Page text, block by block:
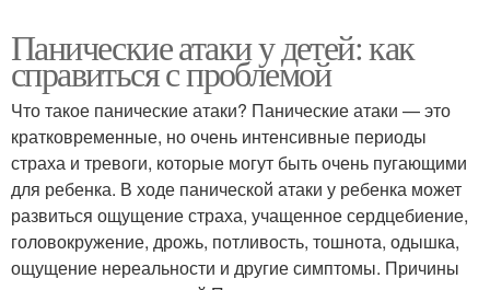
Панические атаки у детей: как
справиться с проблемой
Что такое панические атаки? Панические атаки — это
кратковременные, но очень интенсивные периоды
страха и тревоги, которые могут быть очень пугающими
для ребенка. В ходе панической атаки у ребенка может
развиться ощущение страха, учащенное сердцебиение,
головокружение, дрожь, потливость, тошнота, одышка,
ощущение нереальности и другие симптомы. Причины